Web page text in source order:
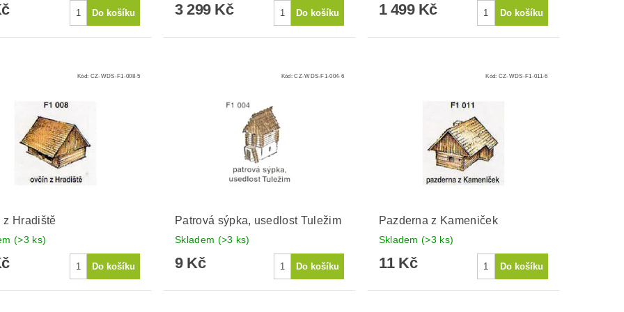
3 299 Kč 1 499 Kč
Kód: CZ-WDS-F1-008-5
z Hradiště
(>3 ks)
Kód:CZ-WDS-F1-004-6
Patrová sýpka, usedlost Tuležim
Skladem (>3 ks)
9 Kč
Kód: CZ-WDS-F1-011-6
Pazderna z Kameniček
Skladem(>3 ks)
11 Kč